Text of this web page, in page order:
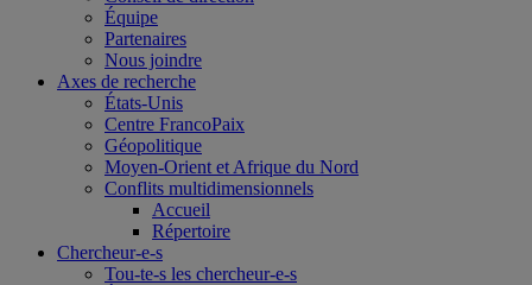
Équipe
Partenaires
Nous joindre
Axes de recherche
États-Unis
Centre FrancoPaix
Géopolitique
Moyen-Orient et Afrique du Nord
Conflits multidimensionnels
Accueil
Répertoire
Chercheur-e-s
Tou-te-s les chercheur-e-s